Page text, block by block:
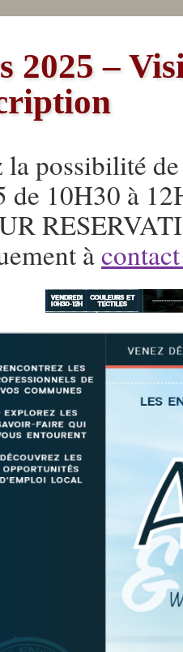
2025 –
la possibilité
de 10H30 à
à